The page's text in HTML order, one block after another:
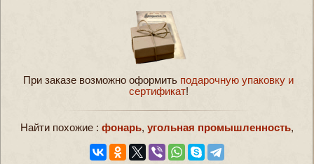
При заказе возможно оформить подарочную упаковку и
сертификат!
Найти похожие : фонарь, угольная промышленность,